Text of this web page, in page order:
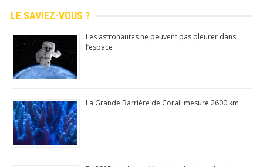
LE SAVIEZ-VOUS ?
Les astronautes ne peuvent pas pleurer dans
l’espace
La Grande Barrière de Corail mesure 2600 km